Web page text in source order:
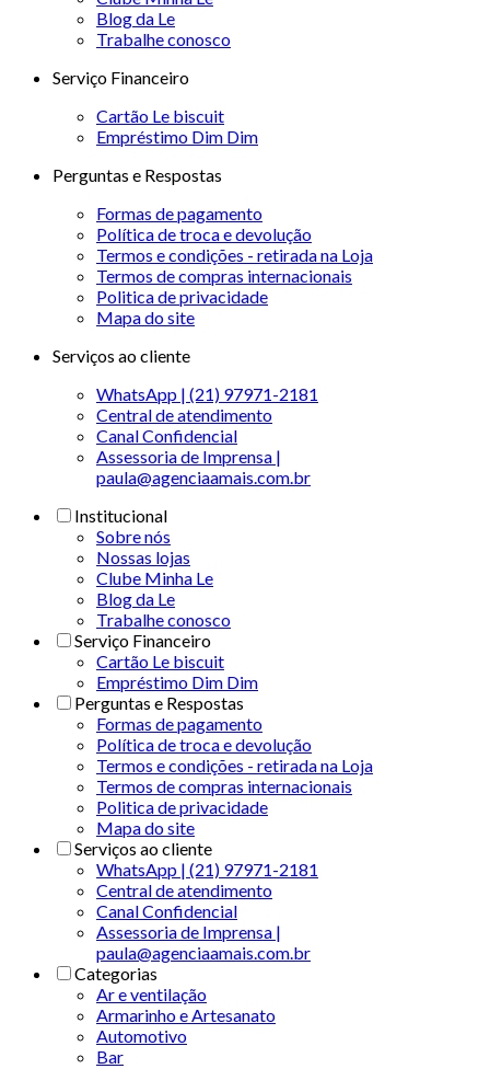
Blog da Le
Trabalhe conosco
Serviço Financeiro
Cartão Le biscuit
Empréstimo Dim Dim
Perguntas e Respostas
Formas de pagamento
Política de troca e devolução
Termos e condições - retirada na Loja
Termos de compras internacionais
Politica de privacidade
Mapa do site
Serviços ao cliente
WhatsApp | (21) 97971-2181
Central de atendimento
Canal Confidencial
Assessoria de Imprensa |
paula@agenciaamais.com.br
Institucional
Sobre nós
Nossas lojas
Clube Minha Le
Blog da Le
Trabalhe conosco
Serviço Financeiro
Cartão Le biscuit
Empréstimo Dim Dim
Perguntas e Respostas
Formas de pagamento
Política de troca e devolução
Termos e condições - retirada na Loja
Termos de compras internacionais
Politica de privacidade
Mapa do site
Serviços ao cliente
WhatsApp | (21) 97971-2181
Central de atendimento
Canal Confidencial
Assessoria de Imprensa |
paula@agenciaamais.com.br
Categorias
Ar e ventilação
Armarinho e Artesanato
Automotivo
Bar